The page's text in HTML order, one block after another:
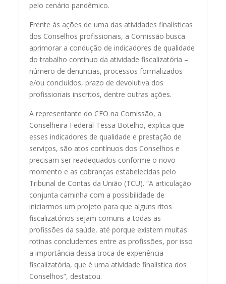
pelo cenário pandêmico.
Frente às ações de uma das atividades finalísticas
dos Conselhos profissionais, a Comissão busca
aprimorar a condução de indicadores de qualidade
do trabalho contínuo da atividade fiscalizatória –
número de denuncias, processos formalizados
e/ou concluídos, prazo de devolutiva dos
profissionais inscritos, dentre outras ações.
A representante do CFO na Comissão, a
Conselheira Federal Tessa Botelho, explica que
esses indicadores de qualidade e prestação de
serviços, são atos contínuos dos Conselhos e
precisam ser readequados conforme o novo
momento e as cobranças estabelecidas pelo
Tribunal de Contas da União (TCU). “A articulação
conjunta caminha com a possibilidade de
iniciarmos um projeto para que alguns ritos
fiscalizatórios sejam comuns a todas as
profissões da saúde, até porque existem muitas
rotinas concludentes entre as profissões, por isso
a importância dessa troca de experiência
fiscalizatória, que é uma atividade finalística dos
Conselhos”, destacou.